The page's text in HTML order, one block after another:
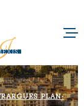
ACCUEIL
PLAN-